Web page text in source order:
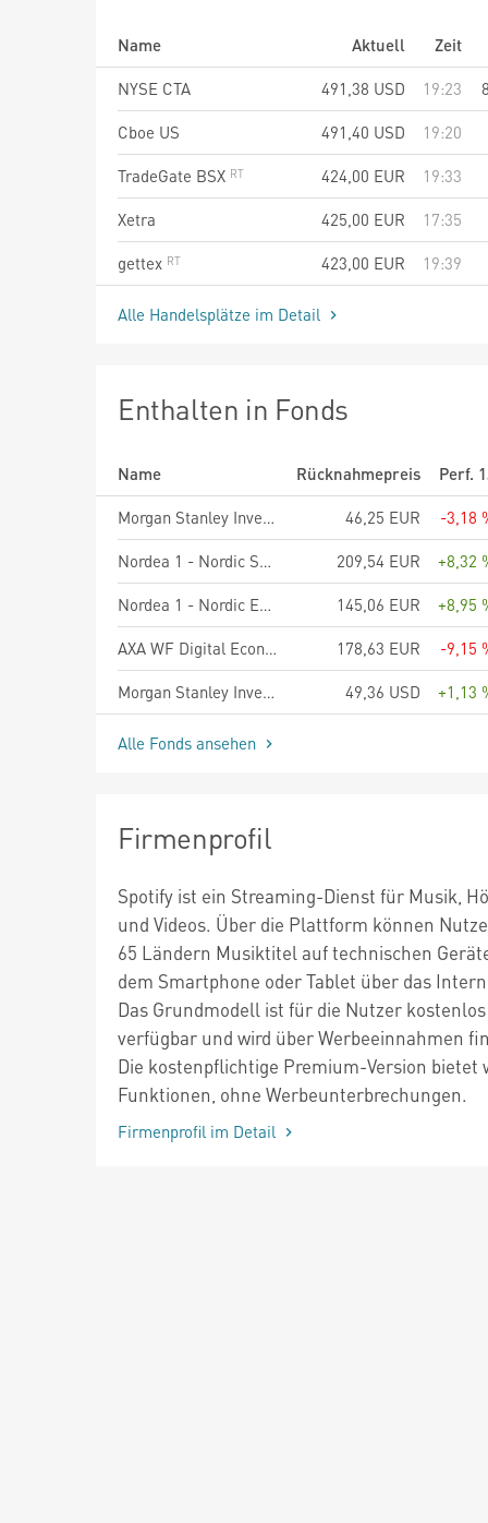
Name Aktuell
Zeit
NYSE CTA
491,38 USD 19:23
Cboe US
491,40 USD
19:20
TradeGate BSX
424,00 EUR
19:33
Xetra
425,00 EUR
17:35
gettex
423,00 EUR 19:39
Alle Handelsplätze im Detail
Enthalten in Fonds
Name Rücknahmepreis
Perf.
Morgan Stanley Investment Funds Europe Opportunity Fund A
46,25 EUR
-3,18
Nordea 1 - Nordic Sustainable Stars Equity Fund - BP - EUR
209,54 EUR
+8,32
Nordea 1 - Nordic Equity Fund - BP - EUR
145,06 EUR
+8,95
AXA WF Digital Economy A (H) Capitalisation EUR
178,63 EUR
-9,15
Morgan Stanley Investment Funds Global Permanence Fund A
49,36 USD +1,13
Alle Fonds ansehen
Firmenprofil
Spotify ist ein Streaming-Dienst für Musik,
und Videos. Über die Plattform können
65 Ländern Musiktitel auf technischen
dem Smartphone oder Tablet über das
Das Grundmodell ist für die Nutzer kostenlos
verfügbar und wird über Werbeeinnahmen
Die kostenpflichtige Premium-Version bietet
Funktionen, ohne Werbeunterbrechungen.
Firmenprofil im Detail